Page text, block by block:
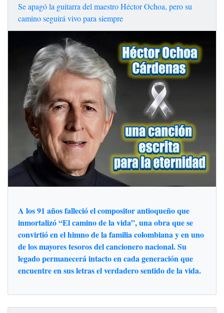
Se apagó la guitarra del maestro Héctor Ochoa, pero su
camino seguirá vivo para siempre
A los 91 años falleció el compositor antioqueño que
inmortalizó “El camino de la vida”, una obra que se
convirtió en el himno de la familia colombiana y en uno
de los mayores tesoros del cancionero nacional. Su
legado permanecerá intacto en cada generación que
encuentre en sus letras el verdadero sentido de la vida.